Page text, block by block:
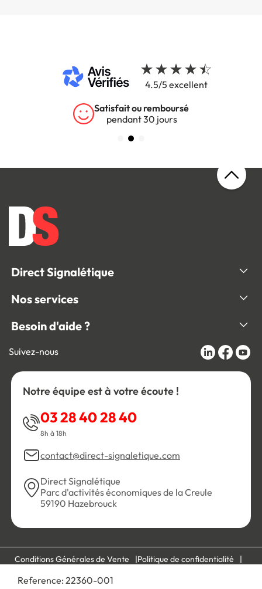
Reference: 22360-001
4.5/5 excellent
Garantie 5 ans
sur tous nos produits
Direct Signalétique
Nos services
Besoin d'aide ?
Suivez-nous
Notre équipe est à votre écoute !
03 28 40 28 40
8h à 18h
contact@direct-signaletique.com
Direct Signalétique
Parc d'activités économiques de la Creule
59190 Hazebrouck
Conditions Générales de Vente
Politique de confidentialité
Mentions légales